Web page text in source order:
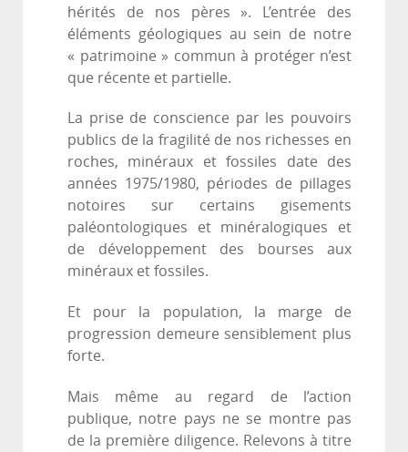
hérités de nos pères ». L’entrée des
éléments géologiques au sein de notre
« patrimoine » commun à protéger n’est
que récente et partielle.
La prise de conscience par les pouvoirs
publics de la fragilité de nos richesses en
roches, minéraux et fossiles date des
années 1975/1980, périodes de pillages
notoires sur certains gisements
paléontologiques et minéralogiques et
de développement des bourses aux
minéraux et fossiles.
Et pour la population, la marge de
progression demeure sensiblement plus
forte.
Mais même au regard de l’action
publique, notre pays ne se montre pas
de la première diligence. Relevons à titre